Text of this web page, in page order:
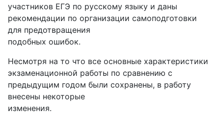
участников ЕГЭ по русскому языку и даны
рекомендации по организации самоподготовки
для предотвращения
подобных ошибок.
Несмотря на то что все основные характеристики
экзаменационной работы по сравнению с
предыдущим годом были сохранены, в работу
внесены некоторые
изменения.